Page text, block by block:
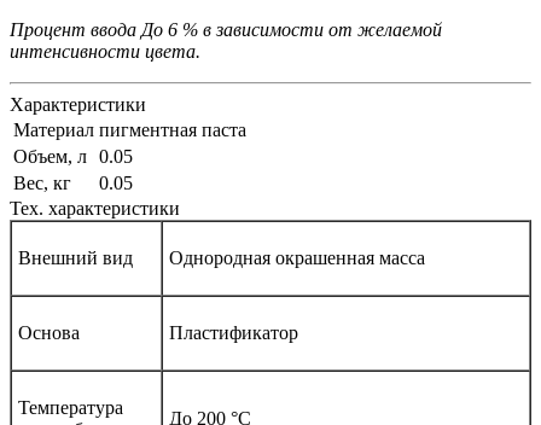
Процент ввода До 6 % в зависимости от желаемой
интенсивности цвета.
Характеристики
Материал пигментная паста
Объем, л 0.05
Вес, кг
0.05
Тех. характеристики
Внешний вид Однородная окрашенная масса
Основа Пластификатор
Температура
До 200 °С